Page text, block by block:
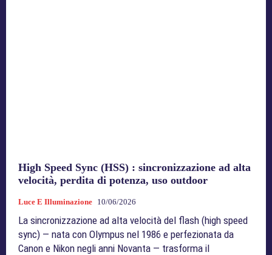
High Speed Sync (HSS) : sincronizzazione ad alta
velocità, perdita di potenza, uso outdoor
Luce E Illuminazione 10/06/2026
La sincronizzazione ad alta velocità del flash (high speed
sync) — nata con Olympus nel 1986 e perfezionata da
Canon e Nikon negli anni Novanta — trasforma il